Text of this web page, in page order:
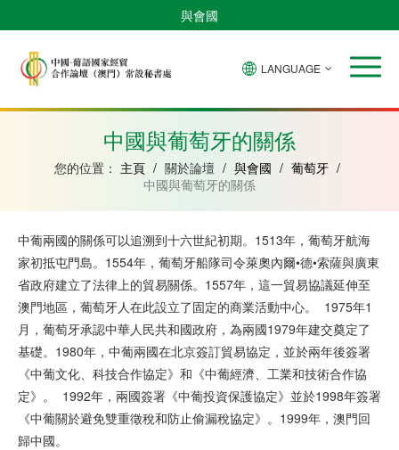
與會國
安
比
紹
內
亞
克
林
LANGUAGE
中國與葡萄牙的關係
您的位置： 主頁 / 關於論壇 / 與會國 / 葡萄牙 /
中國與葡萄牙的關係
中葡兩國的關係可以追溯到十六世紀初期。1513年，葡萄牙航海
家初抵屯門島。1554年，葡萄牙船隊司令萊奧內爾•德•索薩與廣東
省政府建立了法律上的貿易關係。1557年，這一貿易協議延伸至
澳門地區，葡萄牙人在此設立了固定的商業活動中心。 1975年1
月，葡萄牙承認中華人民共和國政府，為兩國1979年建交奠定了
基礎。1980年，中葡兩國在北京簽訂貿易協定，並於兩年後簽署
《中葡文化、科技合作協定》和《中葡經濟、工業和技術合作協
定》。 1992年，兩國簽署《中葡投資保護協定》並於1998年簽署
《中葡關於避免雙重徵稅和防止偷漏稅協定》。1999年，澳門回
歸中國。